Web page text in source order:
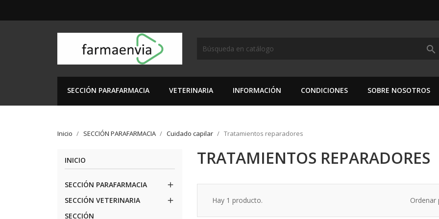
search
SECCIÓN PARAFARMACIA VETERINARIA INFORMACIÓN CONDICIONES SOBRE NOSOTROS
Inicio SECCIÓN PARAFARMACIA Cuidado capilar Tratamientos reparadores
INICIO
SECCIÓN PARAFARMACIA 
SECCIÓN VETERINARIA 
SECCIÓN
TRATAMIENTOS REPARADORES
Hay 1 producto. Ordenar